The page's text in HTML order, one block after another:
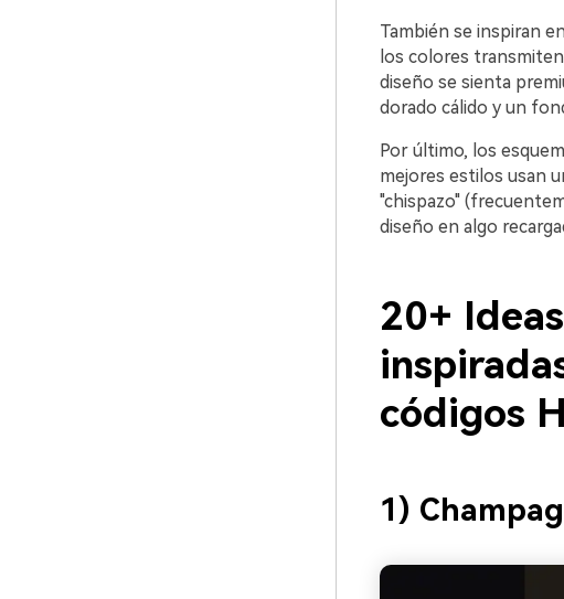
También se inspiran
los colores
diseño se sienta
dorado cálido y un
Por último, los
mejores estilos usan
"chispazo"
diseño en algo
20+
códigos
1)